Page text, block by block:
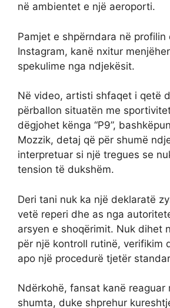
në ambientet e një aeroporti.
Pamjet e shpërndara në profilin
Instagram, kanë nxitur
spekulime nga ndjekësit.
Në video, artisti shfaqet i qetë
përballon situatën me
dëgjohet kënga “P9”,
Mozzik, detaj që për shumë
interpretuar si një tregues se
tension të dukshëm.
Deri tani nuk ka një deklaratë
vetë reperi dhe as nga
arsyen e shoqërimit. Nuk dihet
për një kontroll rutinë, verifikim
apo një procedurë tjetër
Ndërkohë, fansat kanë reaguar
shumta, duke shprehur